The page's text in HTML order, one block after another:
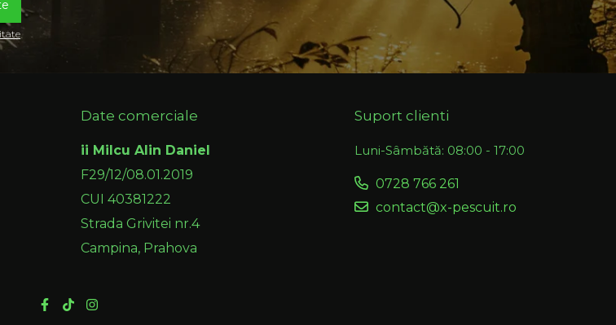
Date comerciale
ii Milcu Alin Daniel
F29/12/08.01.2019
CUI 40381222
Strada Grivitei nr.4
Campina, Prahova
Suport clienti
Luni-Sâmbătă: 08:00 - 17:00
0728 766 261
contact@x-pescuit.ro